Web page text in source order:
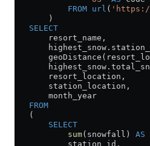
           FROM
url ( 'https://
       )
   SELECT
       resort_name,
       highest_snow
.
       geoDistance(
       highest_snow
.
       resort_location,
       station_location,
       month_year
   FROM
   (
       SELECT
           sum
(snowfall) AS
           station_id,